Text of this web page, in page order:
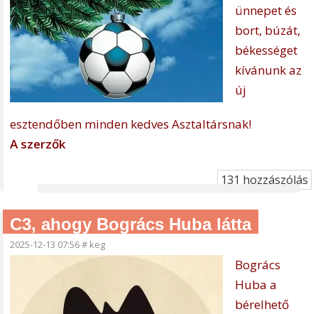
ünnepet és
bort, búzát,
békességet
kívánunk az
új
esztendőben minden kedves Asztaltársnak!
A szerzők
131 hozzászólás
C3, ahogy Bogrács Huba látta
2025-12-13 07:56# keg
Bogrács
Huba a
bérelhető